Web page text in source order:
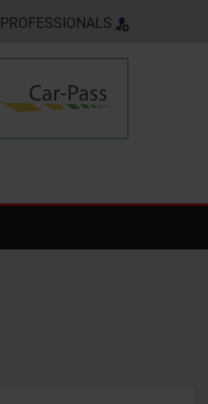
PROFESSIONALS